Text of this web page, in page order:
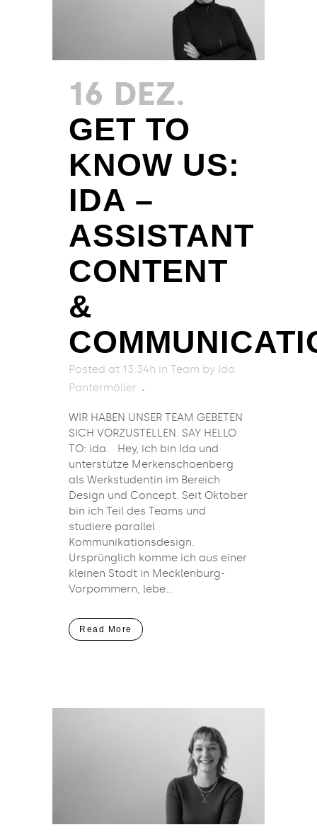
16 DEZ.
GET TO
KNOW US:
IDA –
ASSISTANT
CONTENT
&
Posted at 13:34h in Team by Ida
Pantermöller
WIR HABEN UNSER TEAM GEBETEN
SICH VORZUSTELLEN. SAY HELLO
TO: ida. Hey, ich bin Ida und
unterstütze Merkenschoenberg
als Werkstudentin im Bereich
Design und Concept. Seit Oktober
bin ich Teil des Teams und
studiere parallel
Kommunikationsdesign.
Ursprünglich komme ich aus einer
kleinen Stadt in Mecklenburg-
Vorpommern, lebe...
Read More